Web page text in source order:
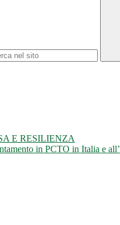
E RESILIENZA
in PCTO in Italia e